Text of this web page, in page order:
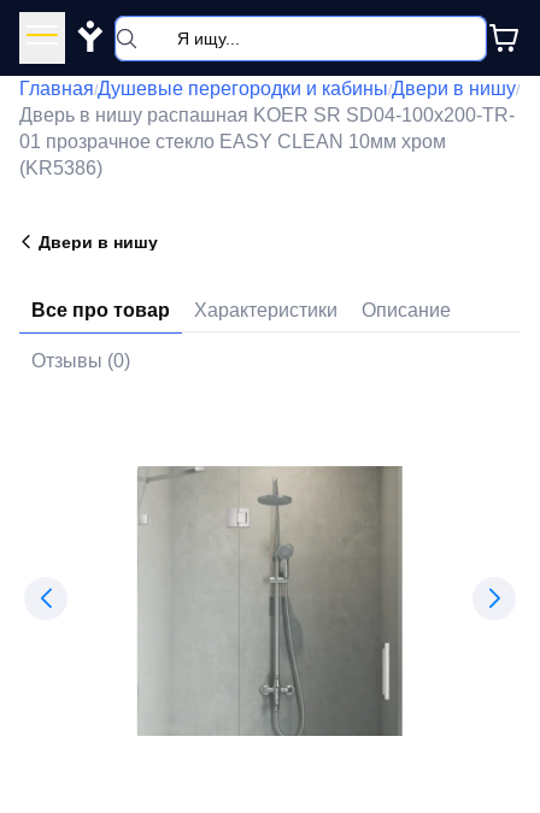
Y
Главная/Душевые перегородки и кабины/Двери в нишу/
Дверь в нишу распашная KOER SR SD04-100x200-TR-
01 прозрачное стекло EASY CLEAN 10мм хром
(KR5386)
Двери в нишу
Все про товар Характеристики Описание
Отзывы (0)